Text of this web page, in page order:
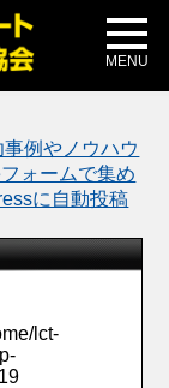
MENU
例やノウハウ
ォームで集め
に自動投稿
lct-
19